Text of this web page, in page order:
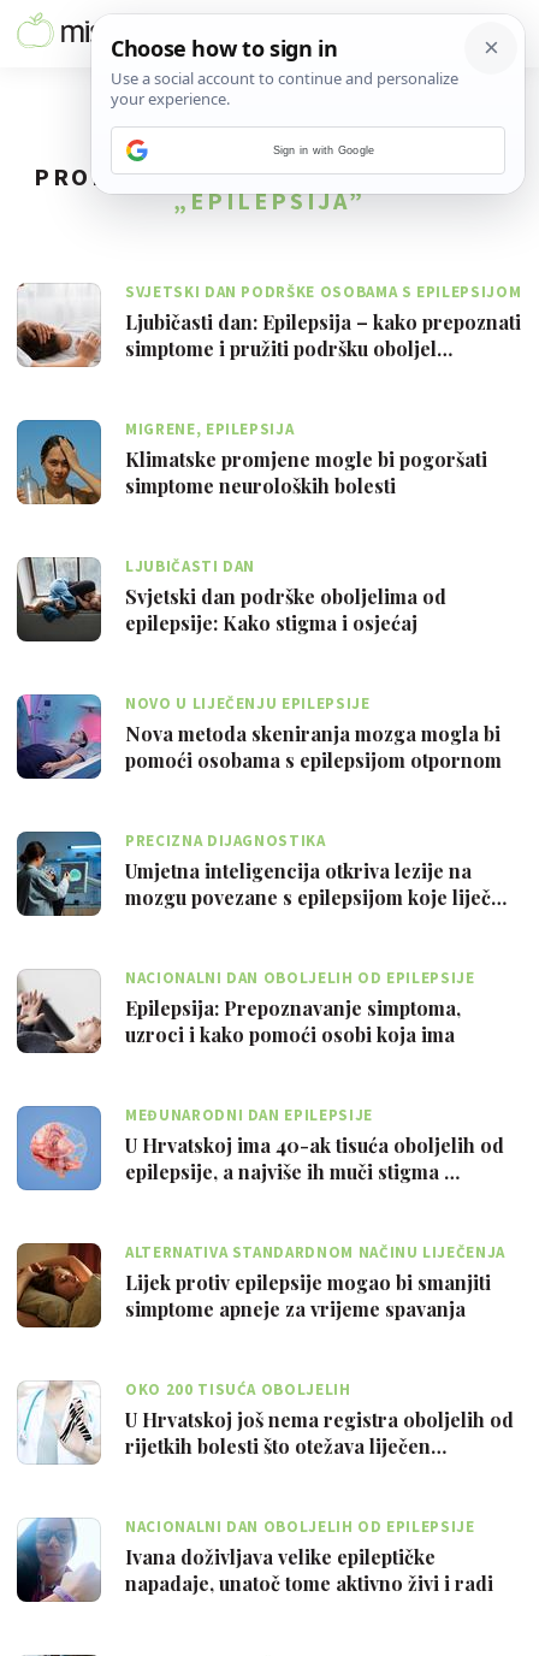
PRONAĐENO18REZULTATA ZA TAG
„EPILEPSIJA”
SVJETSKI DAN PODRŠKE OSOBAMA S EPILEPSIJOM
Ljubičasti dan: Epilepsija – kako prepoznati
simptome i pružiti podršku oboljel…
MIGRENE, EPILEPSIJA
Klimatske promjene mogle bi pogoršati
simptome neuroloških bolesti
LJUBIČASTI DAN
Svjetski dan podrške oboljelima od
epilepsije: Kako stigma i osjećaj
NOVO U LIJEČENJU EPILEPSIJE
Nova metoda skeniranja mozga mogla bi
pomoći osobama s epilepsijom otpornom
PRECIZNA DIJAGNOSTIKA
Umjetna inteligencija otkriva lezije na
mozgu povezane s epilepsijom koje liječ…
NACIONALNI DAN OBOLJELIH OD EPILEPSIJE
Epilepsija: Prepoznavanje simptoma,
uzroci i kako pomoći osobi koja ima
MEĐUNARODNI DAN EPILEPSIJE
U Hrvatskoj ima 40-ak tisuća oboljelih od
epilepsije, a najviše ih muči stigma …
ALTERNATIVA STANDARDNOM NAČINU LIJEČENJA
Lijek protiv epilepsije mogao bi smanjiti
simptome apneje za vrijeme spavanja
OKO 200 TISUĆA OBOLJELIH
U Hrvatskoj još nema registra oboljelih od
rijetkih bolesti što otežava liječen…
NACIONALNI DAN OBOLJELIH OD EPILEPSIJE
Ivana doživljava velike epileptičke
napadaje, unatoč tome aktivno živi i radi
Sign in with Google